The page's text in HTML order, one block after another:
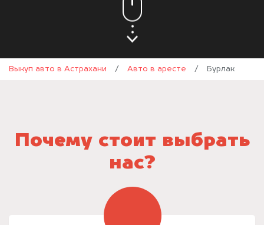
Выкуп авто в Астрахани / Авто в аресте / Бурлак
Почему стоит выбрать
нас?